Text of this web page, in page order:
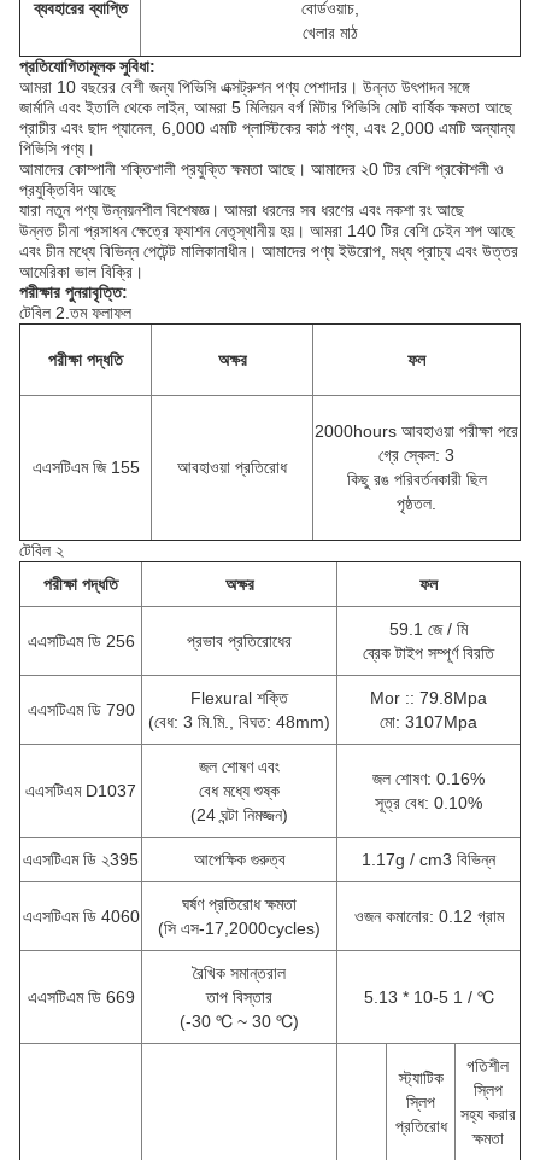
ব্যবহারের ব্যাপ্তি
বোর্ডওয়াচ,
খেলার মাঠ
প্রতিযোগিতামূলক সুবিধা:
আমরা 10 বছরের বেশী জন্য পিভিসি এক্সট্রুশন পণ্য পেশাদার। উন্নত উৎপাদন সঙ্গে
জার্মানি এবং ইতালি থেকে লাইন, আমরা 5 মিলিয়ন বর্গ মিটার পিভিসি মোট বার্ষিক ক্ষমতা আছে
প্রাচীর এবং ছাদ প্যানেল, 6,000 এমটি প্লাস্টিকের কাঠ পণ্য, এবং 2,000 এমটি অন্যান্য
পিভিসি পণ্য।
আমাদের কোম্পানী শক্তিশালী প্রযুক্তি ক্ষমতা আছে। আমাদের ২0 টির বেশি প্রকৌশলী ও
প্রযুক্তিবিদ আছে
যারা নতুন পণ্য উন্নয়নশীল বিশেষজ্ঞ। আমরা ধরনের সব ধরণের এবং নকশা রং আছে
উন্নত চীনা প্রসাধন ক্ষেত্রে ফ্যাশন নেতৃস্থানীয় হয়। আমরা 140 টির বেশি চেইন শপ আছে
এবং চীন মধ্যে বিভিন্ন পেটেন্ট মালিকানাধীন। আমাদের পণ্য ইউরোপ, মধ্য প্রাচ্য এবং উত্তর
আমেরিকা ভাল বিক্রি।
পরীক্ষার পুনরাবৃত্তি:
টেবিল 2.তম ফলাফল
পরীক্ষা পদ্ধতি অক্ষর ফল
এএসটিএম জি 155 আবহাওয়া প্রতিরোধ
2000hours আবহাওয়া পরীক্ষা পরে
গ্রে স্কেল: 3
কিছু রঙ পরিবর্তনকারী ছিল
পৃষ্ঠতল.
টেবিল ২
পরীক্ষা পদ্ধতি
অক্ষর ফল
এএসটিএম ডি 256 প্রভাব প্রতিরোধের
59.1 জে / মি
ব্রেক টাইপ সম্পূর্ণ বিরতি
এএসটিএম ডি 790
Flexural শক্তি
(বেধ: 3 মি.মি., বিঘত: 48mm)
Mor :: 79.8Mpa
মো: 3107Mpa
এএসটিএম D1037
জল শোষণ এবং
বেধ মধ্যে শুষ্ক
(24 ঘন্টা নিমজ্জন)
জল শোষণ: 0.16%
সূত্র বেধ: 0.10%
এএসটিএম ডি ২395 আপেক্ষিক গুরুত্ব 1.17g / cm3 বিভিন্ন
এএসটিএম ডি 4060
ঘর্ষণ প্রতিরোধ ক্ষমতা
(সি এস-17,2000cycles)
ওজন কমানোর: 0.12 গ্রাম
এএসটিএম ডি 669
রৈখিক সমান্তরাল
তাপ বিস্তার
(-30 ℃ ~ 30 ℃)
5.13 * 10-5 1 / ℃
স্ট্যাটিক
স্লিপ
প্রতিরোধ
গতিশীল
স্লিপ
সহ্য করার
ক্ষমতা